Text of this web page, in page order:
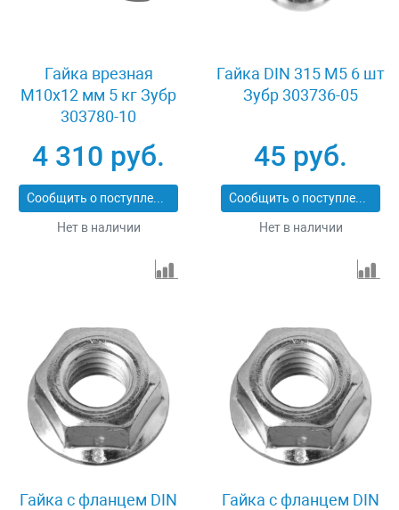
Гайка врезная
M10x12 мм 5 кг Зубр
303780-10
4 310 руб.
Сообщить о поступлении
Нет в наличии
Гайка DIN 315 M5 6 шт
Зубр 303736-05
45 руб.
Сообщить о поступлении
Нет в наличии
Гайка с фланцем DIN
Гайка с фланцем DIN